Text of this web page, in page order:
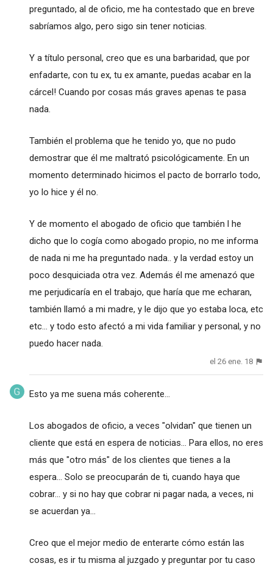
preguntado, al de oficio, me ha contestado que en breve
sabríamos algo, pero sigo sin tener noticias.
Y a título personal, creo que es una barbaridad, que por
enfadarte, con tu ex, tu ex amante, puedas acabar en la
cárcel! Cuando por cosas más graves apenas te pasa
nada.
También el problema que he tenido yo, que no pudo
demostrar que él me maltrató psicológicamente. En un
momento determinado hicimos el pacto de borrarlo todo,
yo lo hice y él no.
Y de momento el abogado de oficio que también l he
dicho que lo cogía como abogado propio, no me informa
de nada ni me ha preguntado nada.. y la verdad estoy un
poco desquiciada otra vez. Además él me amenazó que
me perjudicaría en el trabajo, que haría que me echaran,
también llamó a mi madre, y le dijo que yo estaba loca, etc
etc... y todo esto afectó a mi vida familiar y personal, y no
puedo hacer nada.
el 26 ene. 18
Esto ya me suena más coherente...
Los abogados de oficio, a veces "olvidan" que tienen un
cliente que está en espera de noticias... Para ellos, no eres
más que "otro más" de los clientes que tienes a la
espera... Solo se preocuparán de ti, cuando haya que
cobrar... y si no hay que cobrar ni pagar nada, a veces, ni
se acuerdan ya...
Creo que el mejor medio de enterarte cómo están las
cosas, es ir tu misma al juzgado y preguntar por tu caso